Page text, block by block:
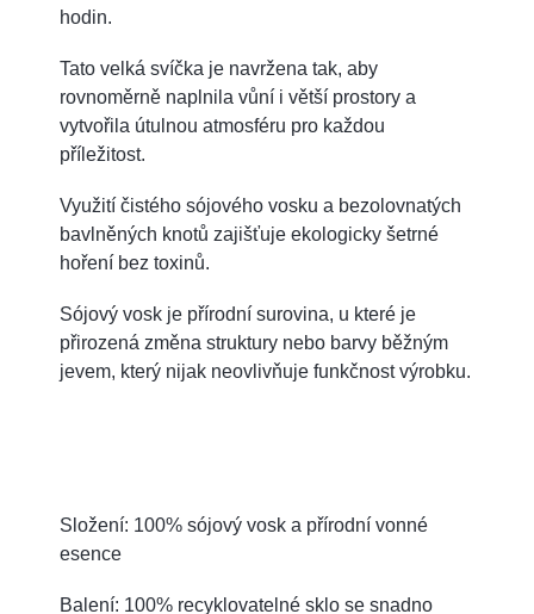
hodin.
Tato velká svíčka je navržena tak, aby
rovnoměrně naplnila vůní i větší prostory a
vytvořila útulnou atmosféru pro každou
příležitost.
Využití čistého sójového vosku a bezolovnatých
bavlněných knotů zajišťuje ekologicky šetrné
hoření bez toxinů.
Sójový vosk je přírodní surovina, u které je
přirozená změna struktury nebo barvy běžným
jevem, který nijak neovlivňuje funkčnost výrobku.
Složení: 100% sójový vosk a přírodní vonné
esence
Balení: 100% recyklovatelné sklo se snadno